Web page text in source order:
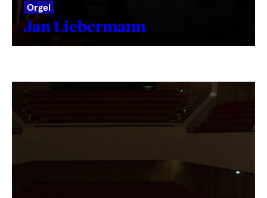
Orgel
Jan Liebermann
Text
wird
geladen